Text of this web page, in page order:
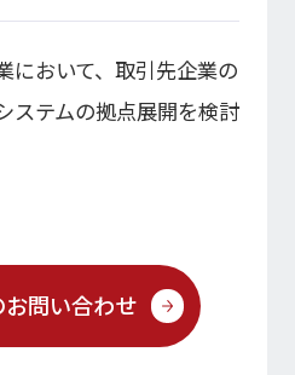
において、取引先企業の
ステムの拠点展開を検討
問い合わせ